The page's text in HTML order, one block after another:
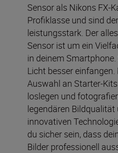
Sensor als Nikons FX-
Profiklasse und sind
leistungsstark. Der
Sensor ist um ein
in deinem
Licht besser
Auswahl an Starter-
loslegen und
legendären Bildqualität
innovativen
du sicher sein, dass
Bilder professionell